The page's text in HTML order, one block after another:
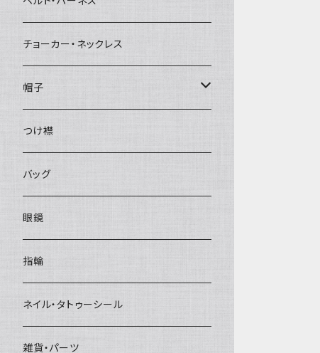
チョーカー・ネックレス
帽子
ベレー帽
つけ襟
バッグ
眼鏡
指輪
ネイル・タトゥーシール
雑貨・パーツ